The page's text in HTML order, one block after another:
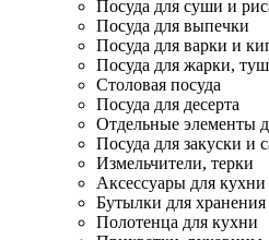
Посуда для суши и
Посуда для выпечки
Посуда для варки и
Посуда для жарки,
Столовая посуда
Посуда для десерта
Отдельные элементы
Посуда для закуски и
Измельчители, терки
Аксессуары для кухни
Бутылки для хранения
Полотенца для кухни